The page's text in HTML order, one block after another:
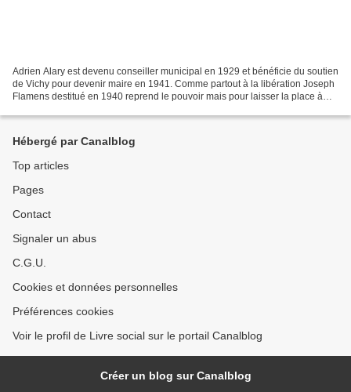
Adrien Alary est devenu conseiller municipal en 1929 et bénéficie du soutien
de Vichy pour devenir maire en 1941. Comme partout à la libération Joseph
Flamens destitué en 1940 reprend le pouvoir mais pour laisser la place à
Hébergé par Canalblog
Top articles
Pages
Contact
Signaler un abus
C.G.U.
Cookies et données personnelles
Préférences cookies
Voir le profil de Livre social sur le portail Canalblog
Créer un blog sur Canalblog